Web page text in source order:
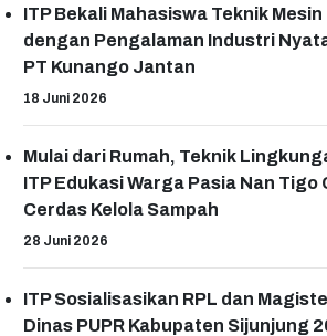
ITP Bekali Mahasiswa Teknik Mesin
dengan Pengalaman Industri
PT Kunango Jantan
18 Juni 2026
Mulai dari Rumah, Teknik
ITP Edukasi Warga Pasia Nan Tigo
Cerdas Kelola Sampah
28 Juni 2026
ITP Sosialisasikan RPL dan
Dinas PUPR Kabupaten Sijunjung